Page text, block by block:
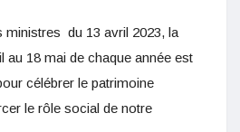
ministres du 13 avril 2023, la
au 18 mai de chaque année est
célébrer le patrimoine
le rôle social de notre